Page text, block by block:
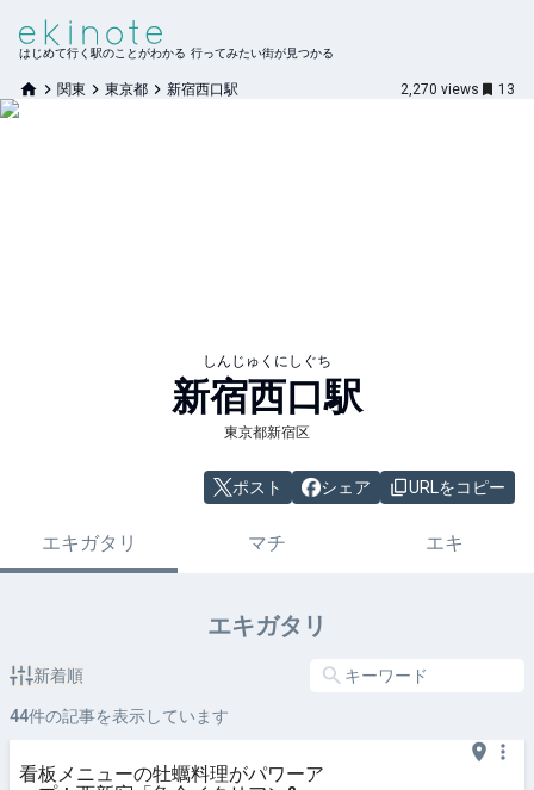
はじめて行く駅のことがわかる 行ってみたい街が見つかる
関東 東京都 新宿西口駅 2,270 views 13
しんじゅくにしぐち
新宿西口駅
東京都新宿区
ポスト シェア URLをコピー
エキガタリ マチ エキ
エキガタリ
新着順
44件の記事を表示しています
看板メニューの牡蠣料理がパワーア